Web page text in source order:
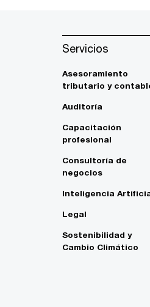
Servicios
Asesoramiento
tributario y
Auditoría
Capacitación
profesional
Consultoría de
negocios
Inteligencia
Legal
Sostenibilidad y
Cambio Climático